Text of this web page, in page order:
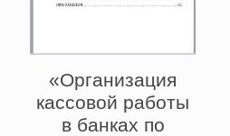
«Организация
кассовой работы
в банках по